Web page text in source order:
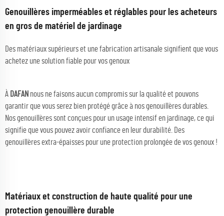
Genouillères imperméables et réglables pour les acheteurs
en gros de matériel de jardinage
Des matériaux supérieurs et une fabrication artisanale signifient que vous
achetez une solution fiable pour vos genoux
À DAFAN nous ne faisons aucun compromis sur la qualité et pouvons
garantir que vous serez bien protégé grâce à nos genouillères durables.
Nos genouillères sont conçues pour un usage intensif en jardinage, ce qui
signifie que vous pouvez avoir confiance en leur durabilité. Des
genouillères extra-épaisses pour une protection prolongée de vos genoux !
Matériaux et construction de haute qualité pour une
protection genouillère durable